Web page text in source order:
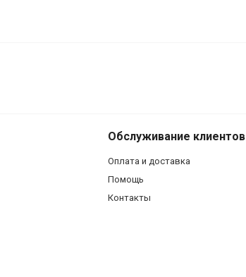
Обслуживание клиентов
Оплата и доставка
Помощь
Контакты